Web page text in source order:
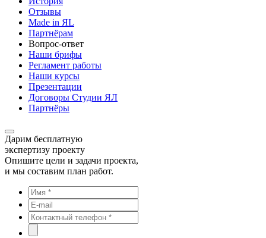
Отзывы
Made in ЯL
Партнёрам
Вопрос-ответ
Наши брифы
Регламент работы
Наши курсы
Презентации
Договоры Студии ЯЛ
Партнёры
Дарим бесплатную
экспертизу проекту
Опишите цели и задачи проекта,
и мы составим план работ.